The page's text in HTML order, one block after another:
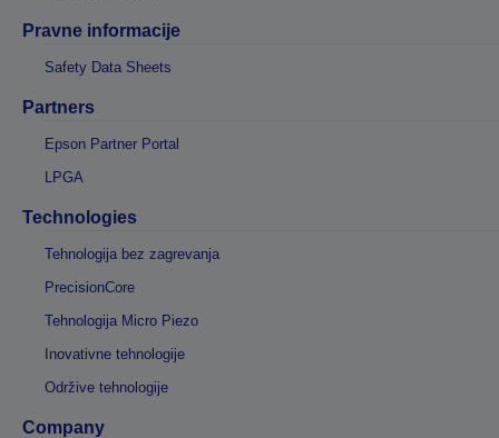
Pravne informacije
Safety Data Sheets
Partners
Epson Partner Portal
LPGA
Technologies
Tehnologija bez zagrevanja
PrecisionCore
Tehnologija Micro Piezo
Inovativne tehnologije
Održive tehnologije
Company